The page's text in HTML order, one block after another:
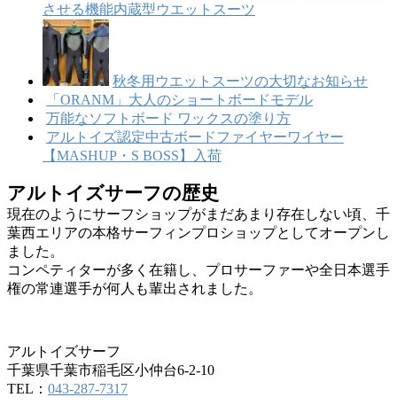
させる機能内蔵型ウエットスーツ
秋冬用ウエットスーツの大切なお知らせ
「ORANM」大人のショートボードモデル
万能なソフトボード ワックスの塗り方
アルトイズ認定中古ボードファイヤーワイヤー
【MASHUP・S BOSS】入荷
アルトイズサーフの歴史
現在のようにサーフショップがまだあまり存在しない頃、千
葉西エリアの本格サーフィンプロショップとしてオープンし
ました。
コンペティターが多く在籍し、プロサーファーや全日本選手
権の常連選手が何人も輩出されました。
アルトイズサーフ
千葉県千葉市稲毛区小仲台6-2-10
TEL： 043-287-7317